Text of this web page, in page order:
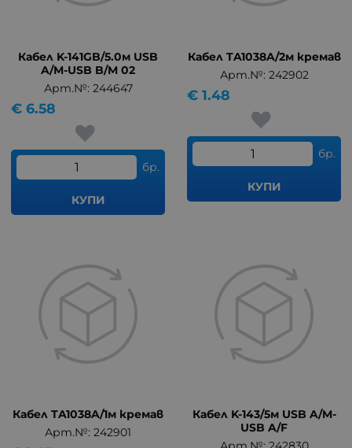
Кабел K-141GB/5.0м USB
A/M-USB B/M 02
Арт.№: 244647
6.58
€
бр.
КУПИ
Кабел TA1038A/2м кремав
Арт.№: 242902
1.48
€
бр.
КУПИ
Кабел TA1038A/1м кремав
Арт.№: 242901
Кабел K-143/5м USB A/M-
USB A/F